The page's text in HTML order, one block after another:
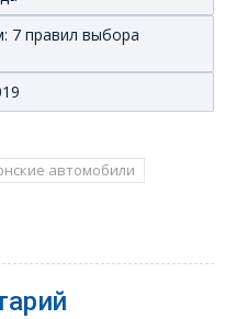
7 правил выбора
автомобили